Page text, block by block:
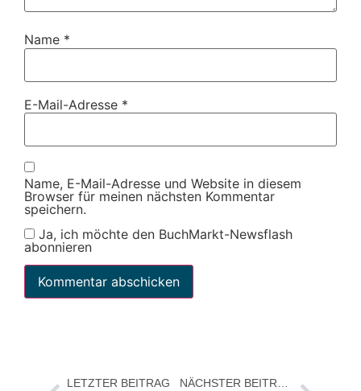
Name *
E-Mail-Adresse *
Name, E-Mail-Adresse und Website in diesem
Browser für meinen nächsten Kommentar
speichern.
Ja, ich möchte den BuchMarkt-Newsflash
abonnieren
LETZTER BEITRAG